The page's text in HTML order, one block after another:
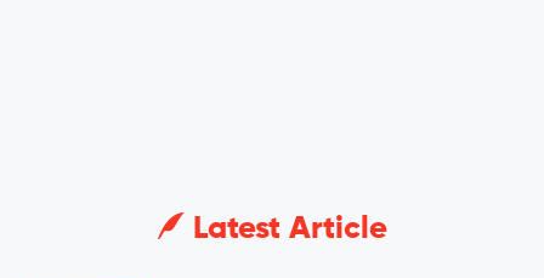
Latest Article